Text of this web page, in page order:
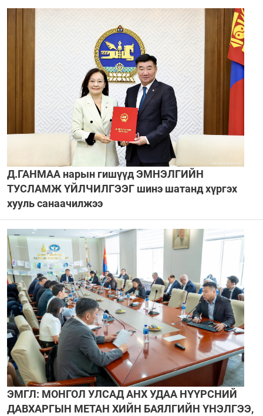
Д.ГАНМАА нарын гишүүд ЭМНЭЛГИЙН
ТУСЛАМЖ ҮЙЛЧИЛГЭЭГ шинэ шатанд хүргэх
хууль санаачилжээ
ЭМГЛ: МОНГОЛ УЛСАД АНХ УДАА НҮҮРСНИЙ
ДАВХАРГЫН МЕТАН ХИЙН БАЯЛГИЙН ҮНЭЛГЭЭ,